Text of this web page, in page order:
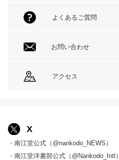
よくあるご質問
お問い合わせ
アクセス
X
・南江堂公式（@nankodo_NEWS）
・南江堂洋書部公式（@Nankodo_Intl）